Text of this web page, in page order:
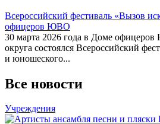
Всероссийский фестиваль «Вызов
офицеров ЮВО
30 марта 2026 года в Доме
округа состоялся Всероссийский
и юношеского...
Все новости
Учреждения